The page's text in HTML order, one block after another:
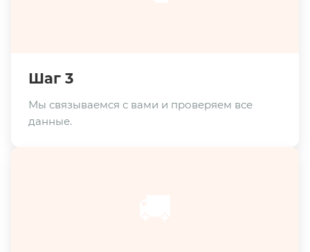
Шаг 3
Мы связываемся с вами и проверяем все
данные.